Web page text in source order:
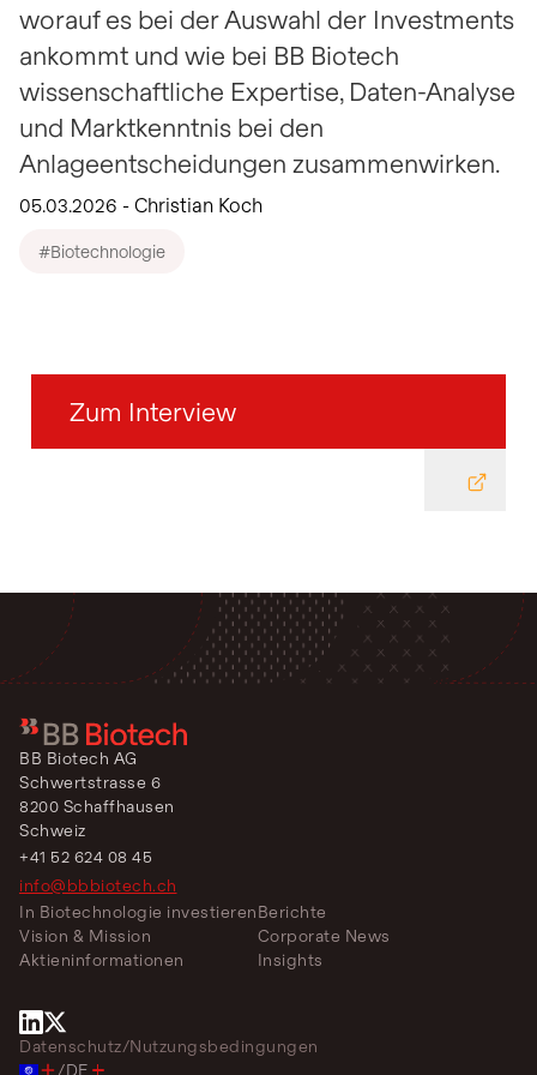
nutzen.
mehr Info
Wertchancen für
Investoren.
Ansicht
Intraday-Charts
anzeigen
Schlusskurse per 06.08.2026
Aktien.
Biotechnologie
beeinflussen.
Ansicht
Herunterladen
Ansicht
Ansicht Ansicht
worauf es bei der Auswahl der Investments
ankommt und wie bei BB Biotech
wissenschaftliche Expertise, Daten-Analyse
und Marktkenntnis bei den
Anlageentscheidungen zusammenwirken.
05.03.2026 - Christian Koch
#Biotechnologie
Zum Interview
DATEI
BB Biotech AG
Schwertstrasse 6
8200 Schaffhausen
Schweiz
+41 52 624 08 45
info@bbbiotech.ch
In Biotechnologie investieren
Vision & Mission
Aktieninformationen
Berichte
Corporate News
Insights
Datenschutz/Nutzungsbedingungen
/DE